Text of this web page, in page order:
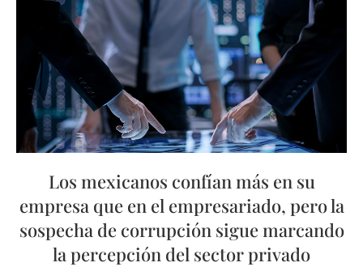
Los mexicanos confían más en su
empresa que en el empresariado, pero la
sospecha de corrupción sigue marcando
la percepción del sector privado